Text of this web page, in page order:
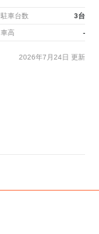
駐車台数 3台
車高 -
2026年7月24日 更新